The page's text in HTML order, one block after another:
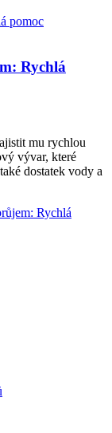
Rychlá
mu rychlou
vývar, které
dostatek vody a
Rychlá